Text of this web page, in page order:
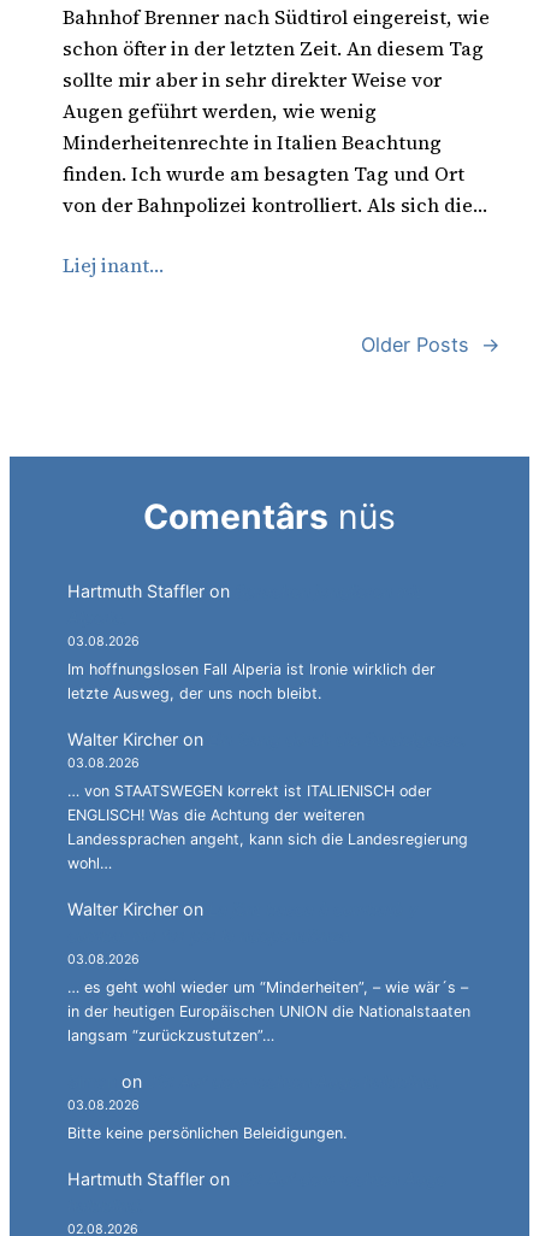
Bahnhof Brenner nach Südtirol eingereist, wie
schon öfter in der letzten Zeit. An diesem Tag
sollte mir aber in sehr direkter Weise vor
Augen geführt werden, wie wenig
Minderheitenrechte in Italien Beachtung
finden. Ich wurde am besagten Tag und Ort
von der Bahnpolizei kontrolliert. Als sich die…
Liej inant…
Older Posts →
Comentârs nüs
Hartmuth Staffler on
03.08.2026
Im hoffnungslosen Fall Alperia ist Ironie wirklich der
letzte Ausweg, der uns noch bleibt.
Walter Kircher on
03.08.2026
… von STAATSWEGEN korrekt ist ITALIENISCH oder
ENGLISCH! Was die Achtung der weiteren
Landessprachen angeht, kann sich die Landesregierung
wohl…
Walter Kircher on
03.08.2026
… es geht wohl wieder um “Minderheiten”, – wie wär´s –
in der heutigen Europäischen UNION die Nationalstaaten
langsam “zurückzustutzen”…
on
03.08.2026
Bitte keine persönlichen Beleidigungen.
Hartmuth Staffler on
02.08.2026